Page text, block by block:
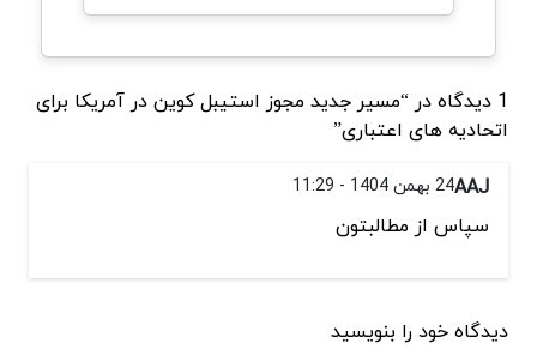
1 دیدگاه در “مسیر جدید مجوز استیبل کوین در آمریکا برای
اتحادیه های اعتباری”
AAJ24 بهمن 1404 - 11:29
سپاس از مطالبتون
دیدگاه خود را بنویسید